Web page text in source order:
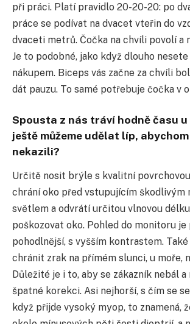
při práci. Platí pravidlo 20-20-20: po
práce se podívat na dvacet vteřin do
dvaceti metrů. Čočka na chvíli povolí a
Je to podobné, jako když dlouho
nákupem. Biceps vás začne za chvíli
dát pauzu. To samé potřebuje čočka v
Spousta z nás tráví hodně času
ještě můžeme udělat líp,
nekazili?
Určitě nosit brýle s kvalitní
chrání oko před vstupujícím škodlivým
světlem a odvrátí určitou vlnovou
poškozovat oko. Pohled do monitoru je
pohodlnější, s vyšším kontrastem.
chránit zrak na přímém slunci, u moře,
Důležité je i to, aby se zákazník nebál a
špatné korekci. Asi nejhorší, s čím se
když přijde vysoký myop, to znamená,